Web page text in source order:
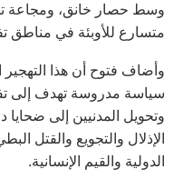
وسط حصار خانق، ومجاعة
متسارع للأوبئة في مناطق
وأضاف فتوح أن هذا التهجير
سياسة مدروسة تهدف إلى
وتحويل المدنيين إلى
الإذلال والتجويع والقتل
الدولية والقيم الإنسانية.